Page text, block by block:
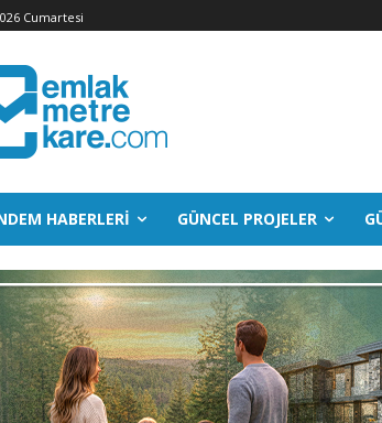
Cumartesi
HABERLERI GÜNCEL PROJELER